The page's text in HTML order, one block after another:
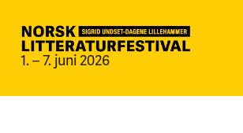
1. – 7. juni 2026